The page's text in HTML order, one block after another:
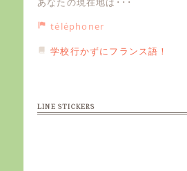
téléphoner
学校行かずにフランス語！
LINE STICKERS